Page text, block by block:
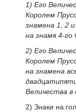
1) Его
Королем
знамена 1, 2
на знамя 4-го
2) Его
Королем
на знамена
Величества в
2) Знаки на